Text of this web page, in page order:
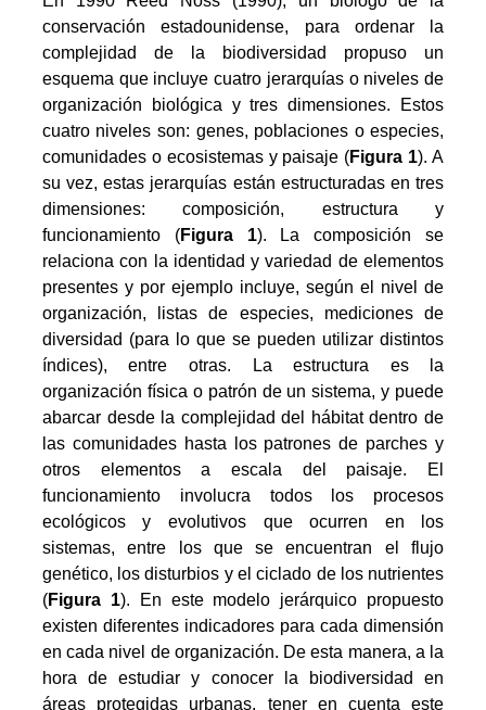
conservación estadounidense, para ordenar la
complejidad de la biodiversidad propuso un
esquema que incluye cuatro jerarquías o niveles de
organización biológica y tres dimensiones. Estos
cuatro niveles son: genes, poblaciones o especies,
comunidades o ecosistemas y paisaje (Figura 1). A
su vez, estas jerarquías están estructuradas en tres
dimensiones: composición, estructura y
funcionamiento (Figura 1). La composición se
relaciona con la identidad y variedad de elementos
presentes y por ejemplo incluye, según el nivel de
organización, listas de especies, mediciones de
diversidad (para lo que se pueden utilizar distintos
índices), entre otras. La estructura es la
organización física o patrón de un sistema, y puede
abarcar desde la complejidad del hábitat dentro de
las comunidades hasta los patrones de parches y
otros elementos a escala del paisaje. El
funcionamiento involucra todos los procesos
ecológicos y evolutivos que ocurren en los
sistemas, entre los que se encuentran el flujo
genético, los disturbios y el ciclado de los nutrientes
(Figura 1). En este modelo jerárquico propuesto
existen diferentes indicadores para cada dimensión
en cada nivel de organización. De esta manera, a la
hora de estudiar y conocer la biodiversidad en
áreas protegidas urbanas, tener en cuenta este